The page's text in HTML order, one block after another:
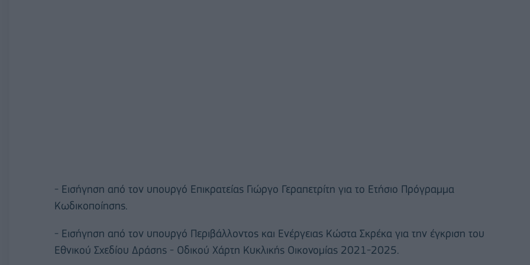
- Εισήγηση από τον υπουργό Επικρατείας Γιώργο Γεραπετρίτη για το Ετήσιο Πρόγραμμα
Κωδικοποίησης.
- Εισήγηση από τον υπουργό Περιβάλλοντος και Ενέργειας Κώστα Σκρέκα για την έγκριση του
Εθνικού Σχεδίου Δράσης - Οδικού Χάρτη Κυκλικής Οικονομίας 2021-2025.